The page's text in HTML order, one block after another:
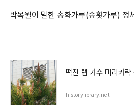
박목월이 말한 송화가루(송홧가루) 정
떡진 랩 가수 머리카락
historylibrary.net